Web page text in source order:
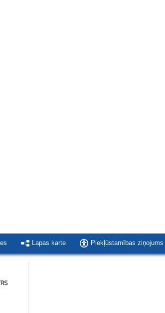
Lapas karte Piekļūstamības ziņojums